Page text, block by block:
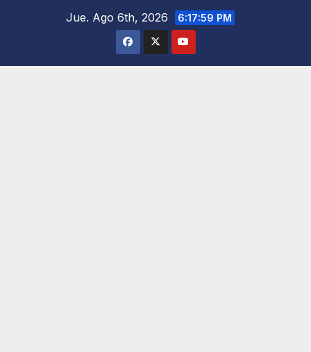
Jue. Ago 6th, 2026 6:18:00 PM